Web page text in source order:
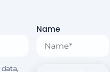
Name